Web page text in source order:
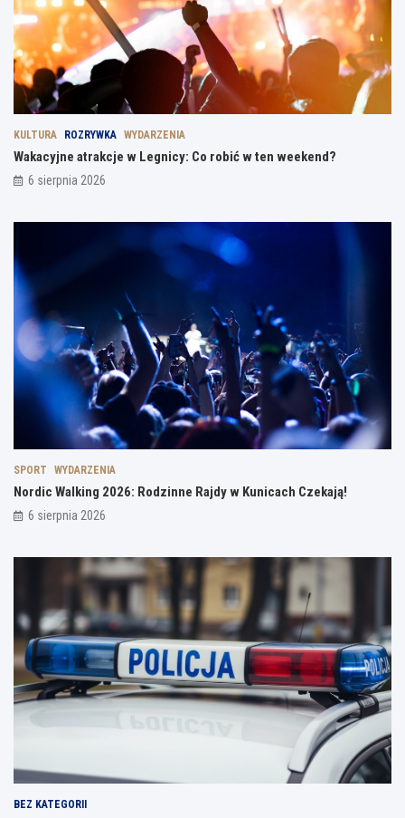
KULTURA ROZRYWKA WYDARZENIA
Wakacyjne atrakcje w Legnicy: Co robić w ten weekend?
6 sierpnia 2026
SPORT WYDARZENIA
Nordic Walking 2026: Rodzinne Rajdy w Kunicach Czekają!
6 sierpnia 2026
BEZ KATEGORII